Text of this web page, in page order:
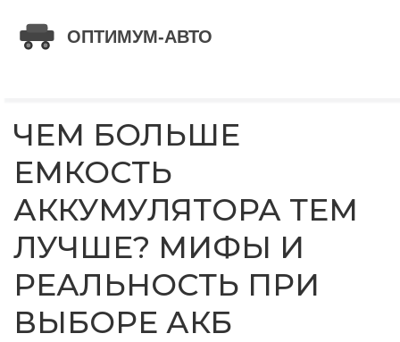
ЧЕМ БОЛЬШЕ
ЕМКОСТЬ
АККУМУЛЯТОРА ТЕМ
ЛУЧШЕ? МИФЫ И
РЕАЛЬНОСТЬ ПРИ
ВЫБОРЕ АКБ